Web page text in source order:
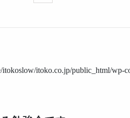
itokoslow/itoko.co.jp/public_html/wp-